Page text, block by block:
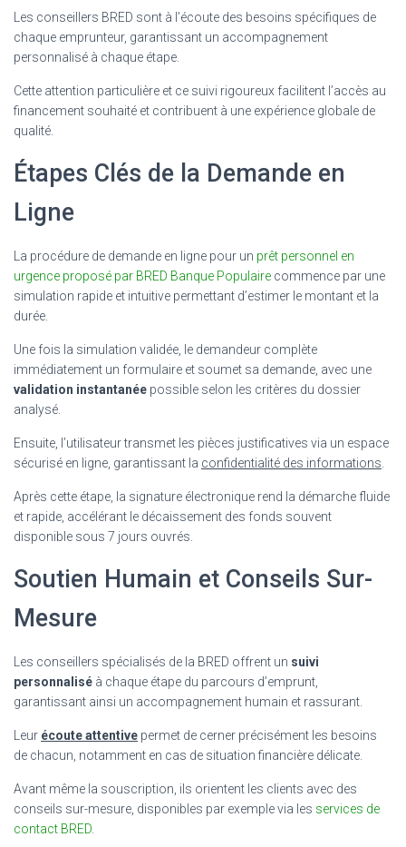
Les conseillers BRED sont à l’écoute des besoins spécifiques de
chaque emprunteur, garantissant un accompagnement
personnalisé à chaque étape.
Cette attention particulière et ce suivi rigoureux facilitent l’accès au
financement souhaité et contribuent à une expérience globale de
qualité.
Étapes Clés de la Demande en
Ligne
La procédure de demande en ligne pour un prêt personnel en
urgence proposé par BRED Banque Populaire commence par une
simulation rapide et intuitive permettant d’estimer le montant et la
durée.
Une fois la simulation validée, le demandeur complète
immédiatement un formulaire et soumet sa demande, avec une
validation instantanée possible selon les critères du dossier
analysé.
Ensuite, l’utilisateur transmet les pièces justificatives via un espace
sécurisé en ligne, garantissant la confidentialité des informations
Après cette étape, la signature électronique rend la démarche fluide
et rapide, accélérant le décaissement des fonds souvent
disponible sous 7 jours ouvrés.
Soutien Humain et Conseils Sur-
Mesure
Les conseillers spécialisés de la BRED offrent un suivi
personnalisé à chaque étape du parcours d’emprunt,
garantissant ainsi un accompagnement humain et rassurant.
Leur écoute attentive permet de cerner précisément les besoins
de chacun, notamment en cas de situation financière délicate.
Avant même la souscription, ils orientent les clients avec des
conseils sur-mesure, disponibles par exemple via les services de
contact BRED